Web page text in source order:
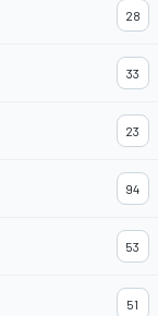
28
33
23
94
53
51